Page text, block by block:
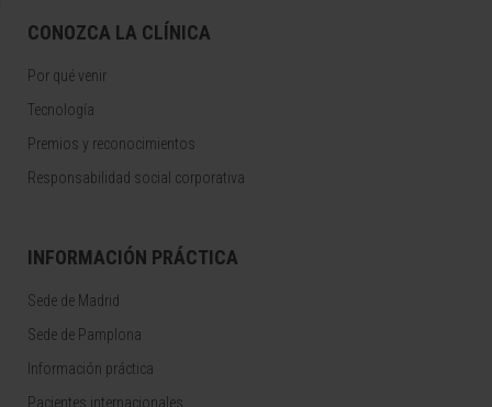
CONOZCA LA CLÍNICA
Por qué venir
Tecnología
Premios y reconocimientos
Responsabilidad social corporativa
INFORMACIÓN PRÁCTICA
Sede de Madrid
Sede de Pamplona
Información práctica
Pacientes internacionales